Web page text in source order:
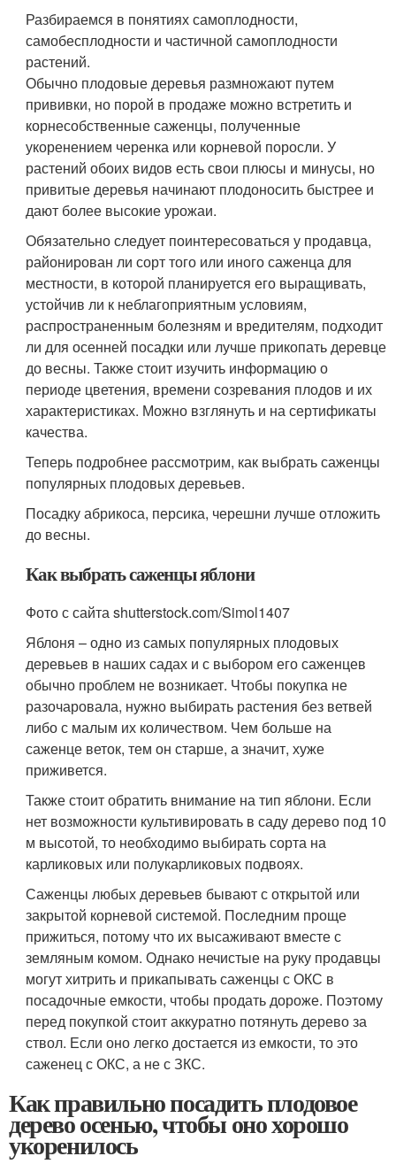
Разбираемся в понятиях самоплодности,
самобесплодности и частичной самоплодности
растений.
Обычно плодовые деревья размножают путем
прививки, но порой в продаже можно встретить и
корнесобственные саженцы, полученные
укоренением черенка или корневой поросли. У
растений обоих видов есть свои плюсы и минусы, но
привитые деревья начинают плодоносить быстрее и
дают более высокие урожаи.
Обязательно следует поинтересоваться у продавца,
районирован ли сорт того или иного саженца для
местности, в которой планируется его выращивать,
устойчив ли к неблагоприятным условиям,
распространенным болезням и вредителям, подходит
ли для осенней посадки или лучше прикопать деревце
до весны. Также стоит изучить информацию о
периоде цветения, времени созревания плодов и их
характеристиках. Можно взглянуть и на сертификаты
качества.
Теперь подробнее рассмотрим, как выбрать саженцы
популярных плодовых деревьев.
Посадку абрикоса, персика, черешни лучше отложить
до весны.
Как выбрать саженцы яблони
Фото с сайта shutterstock.com/Simol1407
Яблоня – одно из самых популярных плодовых
деревьев в наших садах и с выбором его саженцев
обычно проблем не возникает. Чтобы покупка не
разочаровала, нужно выбирать растения без ветвей
либо с малым их количеством. Чем больше на
саженце веток, тем он старше, а значит, хуже
приживется.
Также стоит обратить внимание на тип яблони. Если
нет возможности культивировать в саду дерево под 10
м высотой, то необходимо выбирать сорта на
карликовых или полукарликовых подвоях.
Саженцы любых деревьев бывают с открытой или
закрытой корневой системой. Последним проще
прижиться, потому что их высаживают вместе с
земляным комом. Однако нечистые на руку продавцы
могут хитрить и прикапывать саженцы с ОКС в
посадочные емкости, чтобы продать дороже. Поэтому
перед покупкой стоит аккуратно потянуть дерево за
ствол. Если оно легко достается из емкости, то это
саженец с ОКС, а не с ЗКС.
Как правильно посадить плодовое
дерево осенью, чтобы оно хорошо
укоренилось